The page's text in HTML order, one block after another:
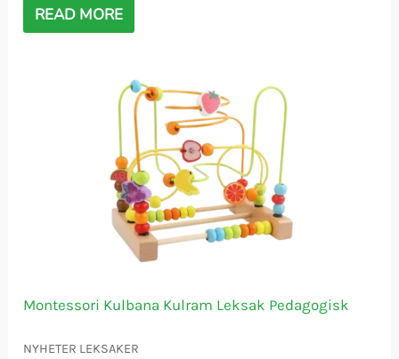
READ MORE
Montessori Kulbana Kulram Leksak Pedagogisk
NYHETER LEKSAKER